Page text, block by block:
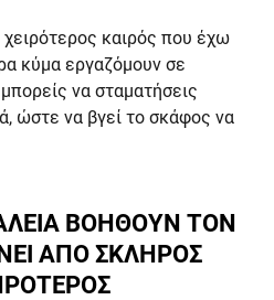
χειρότερος καιρός που έχω
κύμα εργαζόμουν σε
να σταματήσεις
ώστε να βγεί το σκάφος να
ΒΟΗΘΟΥΝ ΤΟΝ
ΑΠΟ ΣΚΛΗΡΟΣ